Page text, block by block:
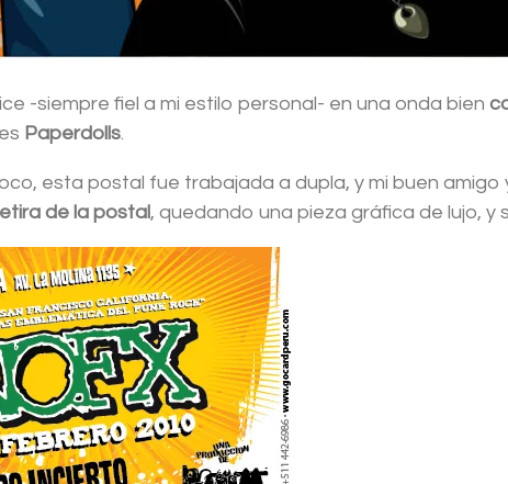
-siempre fiel a mi estilo personal- en una onda bien
Paperdolls.
esta postal fue trabajada a dupla, y mi buen amigo
de la postal, quedando una pieza gráfica de lujo, y